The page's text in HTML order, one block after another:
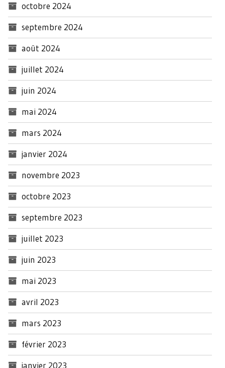
octobre 2024
septembre 2024
août 2024
juillet 2024
juin 2024
mai 2024
mars 2024
janvier 2024
novembre 2023
octobre 2023
septembre 2023
juillet 2023
juin 2023
mai 2023
avril 2023
mars 2023
février 2023
janvier 2023